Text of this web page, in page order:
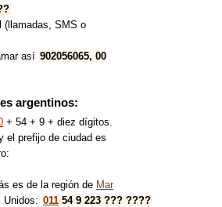
(llamadas, SMS o
así 902056065, 00
argentinos:
+ 54 + 9 + diez dígitos.
el prefijo de ciudad es
es de la región de Mar
Unidos: 01154 9 223 ??? ????